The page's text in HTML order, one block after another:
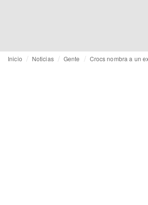
Inicio Noticias Gente